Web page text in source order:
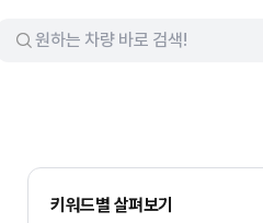
키워드별 살펴보기